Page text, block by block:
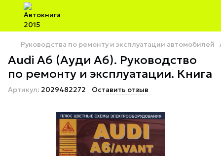
Руководства по ремонту и эксплуатации автомобилей
Audi A6 (Ауди А6). Руководство
по ремонту и эксплуатации. Книга
Артикул: 2029482272 Оставить отзыв